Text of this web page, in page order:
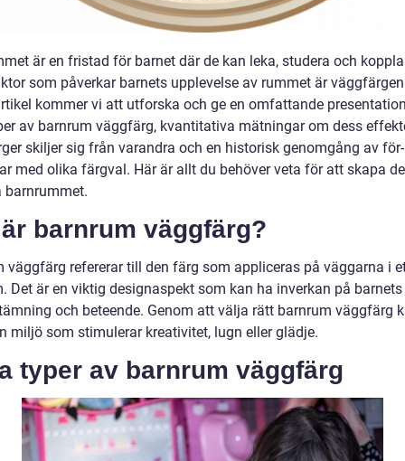
är en fristad för barnet där de kan leka, studera och koppla
som påverkar barnets upplevelse av rummet är
kommer vi att utforska och ge en omfattande
av barnrum väggfärg, kvantitativa mätningar om dess
skiljer sig från varandra och en historisk genomgång av
med olika färgval. Här är allt du behöver veta för att skapa
barnrummet.
barnrum väggfärg?
väggfärg refererar till den färg som appliceras på väggarna i
Det är en viktig designaspekt som kan ha inverkan på barnets
och beteende. Genom att välja rätt barnrum väggfärg
miljö som stimulerar kreativitet, lugn eller glädje.
typer av barnrum väggfärg